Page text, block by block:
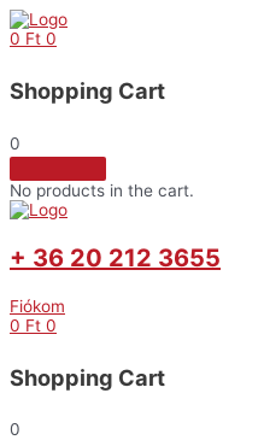
Skip
to
0 Ft 0
Shopping Cart
0
No products in the cart.
+ 36 20 212 3655
Fiókom
0 Ft 0
Shopping Cart
0